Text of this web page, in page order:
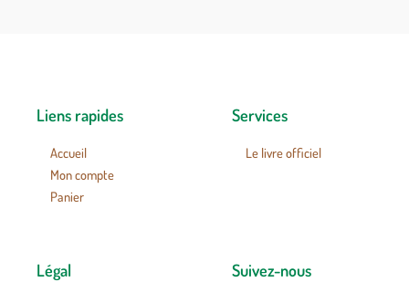
Liens rapides
Accueil
Mon compte
Panier
Services
Le livre officiel
Légal Suivez-nous